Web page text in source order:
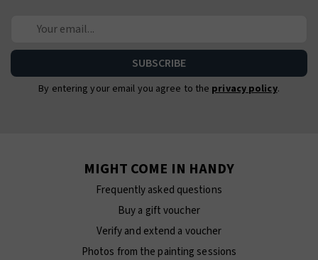
By entering your email you agree to the privacy policy.
MIGHT COME IN HANDY
Frequently asked questions
Buy a gift voucher
Verify and extend a voucher
Photos from the painting sessions